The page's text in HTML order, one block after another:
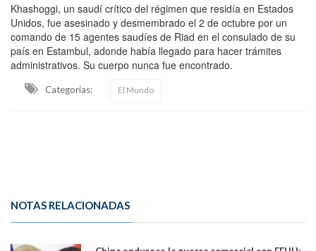
Khashoggi, un saudí crítico del régimen que residía en Estados
Unidos, fue asesinado y desmembrado el 2 de octubre por un
comando de 15 agentes saudíes de Riad en el consulado de su
país en Estambul, adonde había llegado para hacer trámites
administrativos. Su cuerpo nunca fue encontrado.
Categorias: El Mundo
NOTAS RELACIONADAS